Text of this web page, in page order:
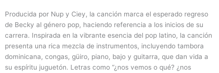
Producida por Nup y Ciey, la canción marca el esperado regreso
de Becky al género pop, haciendo referencia a los inicios de su
carrera. Inspirada en la vibrante esencia del pop latino, la canción
presenta una rica mezcla de instrumentos, incluyendo tambora
dominicana, congas, güiro, piano, bajo y guitarra, que dan vida a
su espíritu juguetón. Letras como “¿nos vemos o qué? ¿nos